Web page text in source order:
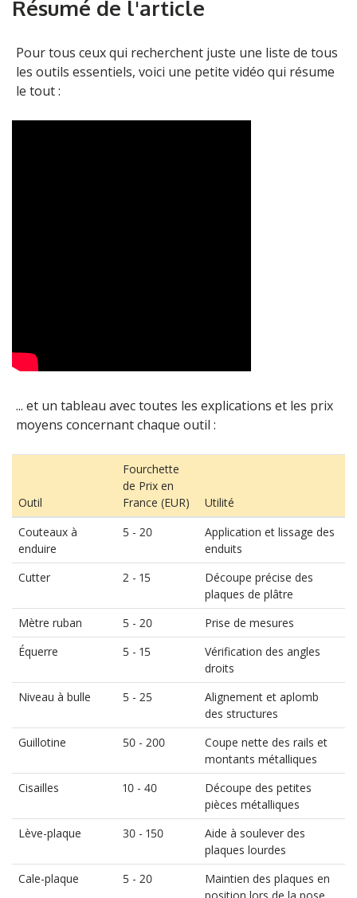
Résumé de l'article
Pour tous ceux qui recherchent juste une liste de tous
les outils essentiels, voici une petite vidéo qui résume
le tout :
... et un tableau avec toutes les explications et les prix
moyens concernant chaque outil :
Outil
Fourchette
de Prix en
France (EUR)
Utilité
Couteaux à
enduire
5 - 20
Application et lissage des
enduits
Cutter
2 - 15
Découpe précise des
plaques de plâtre
Mètre ruban
5 - 20
Prise de mesures
Équerre
5 - 15
Vérification des angles
droits
Niveau à bulle
5 - 25
Alignement et aplomb
des structures
Guillotine
50 - 200
Coupe nette des rails et
montants métalliques
Cisailles
10 - 40
Découpe des petites
pièces métalliques
Lève-plaque
30 - 150
Aide à soulever des
plaques lourdes
Cale-plaque
5 - 20
Maintien des plaques en